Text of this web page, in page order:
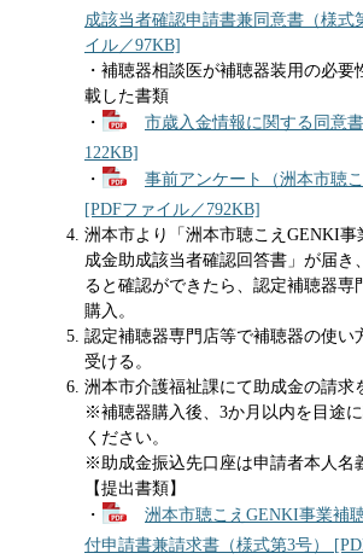
成該当者確認申請書兼同意書（様式
イル／97KB]
・補聴器相談医が補聴器装用の必要
載した書類
・
市歳入金情報に関する同意
122KB]
・
事前アンケート（洲本市聴
[PDFファイル／792KB]
洲本市より「洲本市聴こえGENKI事
成金助成該当者確認回答書」が届き
ると確認ができたら、認定補聴器専
購入。
認定補聴器専門店等で補聴器の使い
受ける。
洲本市介護福祉課にて助成金の請求
※補聴器購入後、3か月以内を目途
ください。
※助成金振込先口座は申請者本人名
【提出書類】
・
洲本市聴こえGENKI事業補
付申請書兼請求書（様式第3号）